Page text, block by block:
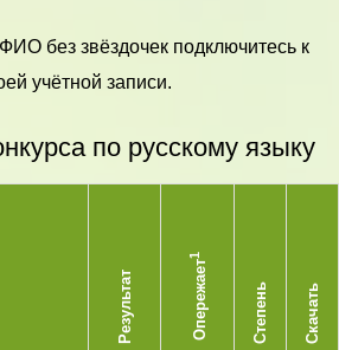
без звёздочек подключитесь к
учётной записи.
по русскому языку
Результат Опережает
1
Степень Скачать